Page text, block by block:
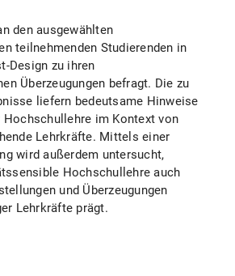
den ausgewählten
teilnehmenden Studierenden in
Design zu ihren
Überzeugungen befragt. Die zu
liefern bedeutsame Hinweise
Hochschullehre im Kontext von
Lehrkräfte. Mittels einer
wird außerdem untersucht,
Hochschullehre auch
und Überzeugungen
Lehrkräfte prägt.